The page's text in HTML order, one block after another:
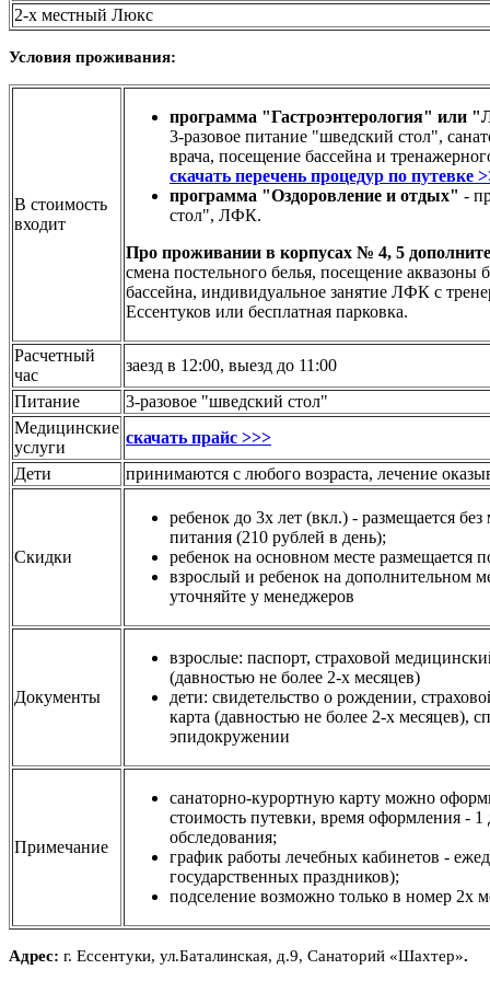
2-х местный Люкс
Условия проживания:
В стоимость
входит
программа "Гастроэнтерология" или
3-разовое питание "шведский стол",
врача, посещение бассейна и
скачать перечень процедур по путевке
программа "Оздоровление и отдых" -
стол", ЛФК.
Про проживании в корпусах № 4, 5
смена постельного белья, посещение
бассейна, индивидуальное занятие ЛФК с
Ессентуков или бесплатная парковка.
Расчетный
час
заезд в 12:00, выезд до 11:00
Питание
3-разовое "шведский стол"
Медицинские
услуги
скачать прайс >>>
Дети
принимаются с любого возраста, лечение
Скидки
ребенок до 3х лет (вкл.) - размещается
питания (210 рублей в день);
ребенок на основном месте размещается
взрослый и ребенок на дополнительном
уточняйте у менеджеров
Документы
взрослые: паспорт, страховой
(давностью не более 2-х месяцев)
дети: свидетельство о рождении,
карта (давностью не более 2-х месяцев),
эпидокружении
Примечание
санаторно-курортную карту можно
стоимость путевки, время оформления - 1
обследования;
график работы лечебных кабинетов -
государственных праздников);
подселение возможно только в номер 2х
Адрес: г. Ессентуки, ул.Баталинская, д.9, Санаторий «Шахтер».